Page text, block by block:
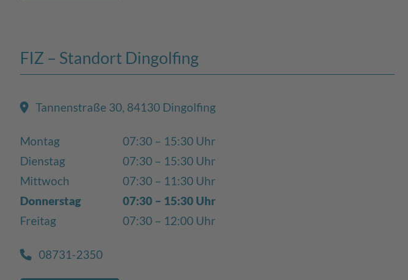
FIZ – Standort Dingolfing
Tannenstraße 30, 84130 Dingolfing
Montag
07:30 – 15:30 Uhr
Dienstag
07:30 – 15:30 Uhr
Mittwoch
07:30 – 11:30 Uhr
Donnerstag
07:30 – 15:30 Uhr
Freitag
07:30 – 12:00 Uhr
08731-2350